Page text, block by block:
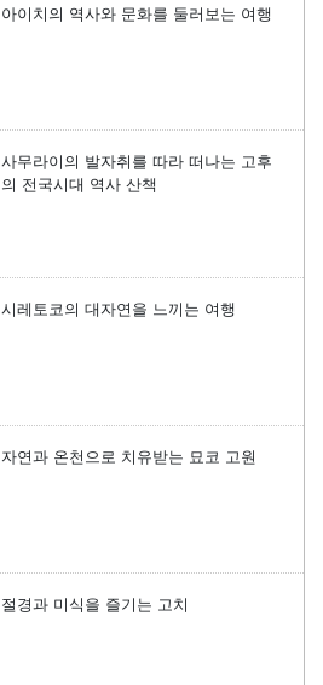
아이치의 역사와 문화를 둘러보는 여행
사무라이의 발자취를 따라 떠나는 고후
의 전국시대 역사 산책
시레토코의 대자연을 느끼는 여행
자연과 온천으로 치유받는 묘코 고원
절경과 미식을 즐기는 고치